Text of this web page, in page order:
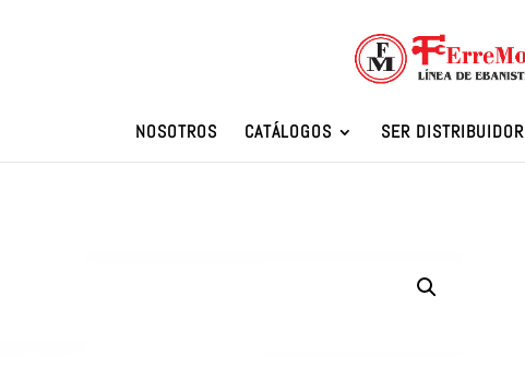
NOSOTROS CATÁLOGOS SER DISTRIBUIDOR